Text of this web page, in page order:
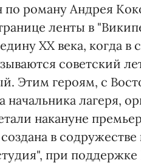
роману Андрея
ленты в
ХХ века, когда
советский
Этим героям, с
начальника лагеря,
накануне
в
при поддержке